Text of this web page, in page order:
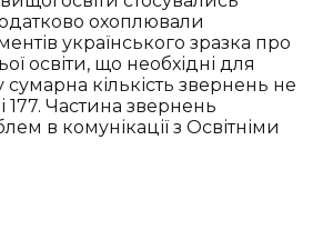
охоплювали
українського зразка про
освіти, що необхідні для
сумарна кількість звернень не
177. Частина звернень
в комунікації з Освітніми